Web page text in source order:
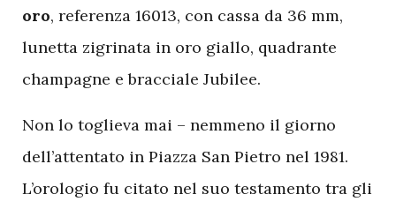
oro, referenza 16013, con cassa da 36 mm,
lunetta zigrinata in oro giallo, quadrante
champagne e bracciale Jubilee.
Non lo toglieva mai – nemmeno il giorno
dell’attentato in Piazza San Pietro nel 1981.
L’orologio fu citato nel suo testamento tra gli